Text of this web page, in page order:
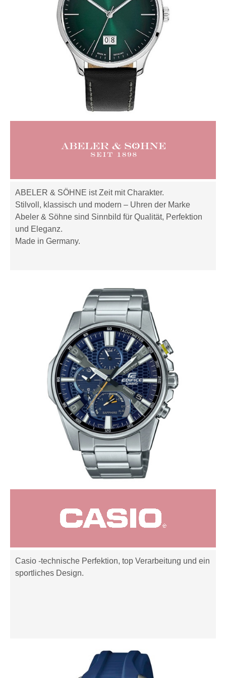
ABELER & SÖHNE ist Zeit mit Charakter.
Stilvoll, klassisch und modern – Uhren der Marke
Abeler & Söhne sind Sinnbild für Qualität, Perfektion
und Eleganz.
Made in Germany.
Casio -technische Perfektion, top Verarbeitung und ein
sportliches Design.